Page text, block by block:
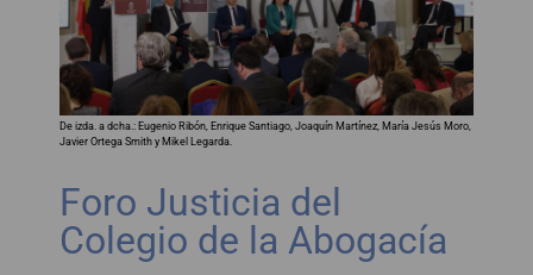
De izda. a dcha.: Eugenio Ribón, Enrique Santiago, Joaquín Martínez, María Jesús Moro,
Javier Ortega Smith y Mikel Legarda.
Foro Justicia del
Colegio de la Abogacía